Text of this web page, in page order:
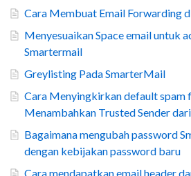
Cara Membuat Email Forwarding
Menyesuaikan Space email untuk
Smartermail
Greylisting Pada SmarterMail
Cara Menyingkirkan default spam
Menambahkan Trusted Sender
Bagaimana mengubah password
dengan kebijakan password baru
Cara mendapatkan email header